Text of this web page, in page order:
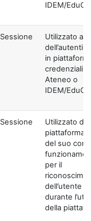
IDEM/
Sessione
Utilizzato ai
in
credenziali di
Ateneo o
IDEM/
Sessione
Utilizzato
piattaforma
del suo
per il
dell’utente
durante
della